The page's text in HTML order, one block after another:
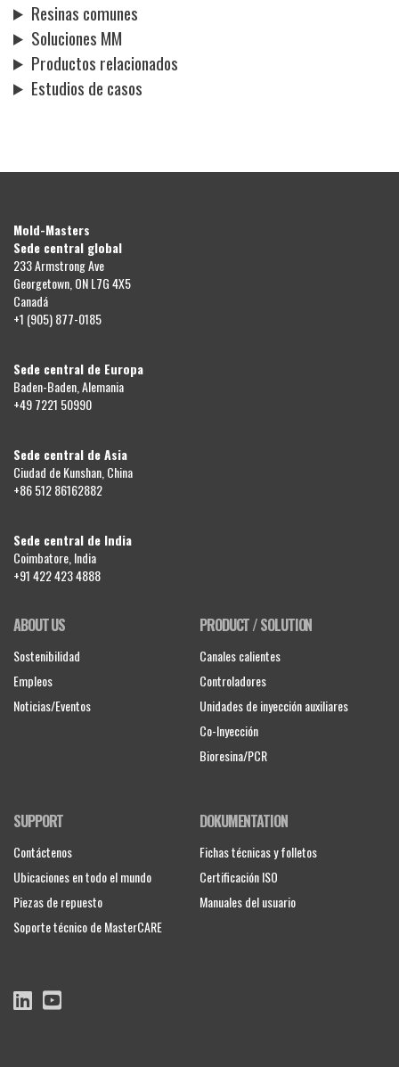
Resinas comunes
Soluciones MM
Productos relacionados
Estudios de casos
Mold-Masters
Sede central global
233 Armstrong Ave
Georgetown, ON L7G 4X5
Canadá
+1 (905) 877-0185
Sede central de Europa
Baden-Baden, Alemania
+49 7221 50990
Sede central de Asia
Ciudad de Kunshan, China
+86 512 86162882
Sede central de India
Coimbatore, India
+91 422 423 4888
ABOUT US
Sostenibilidad
Empleos
Noticias/Eventos
SUPPORT
Contáctenos
Ubicaciones en todo el mundo
Piezas de repuesto
Soporte técnico de MasterCARE
PRODUCT / SOLUTION
Canales calientes
Controladores
Unidades de inyección auxiliares
Co-Inyección
Bioresina/PCR
DOKUMENTATION
Fichas técnicas y folletos
Certificación ISO
Manuales del usuario